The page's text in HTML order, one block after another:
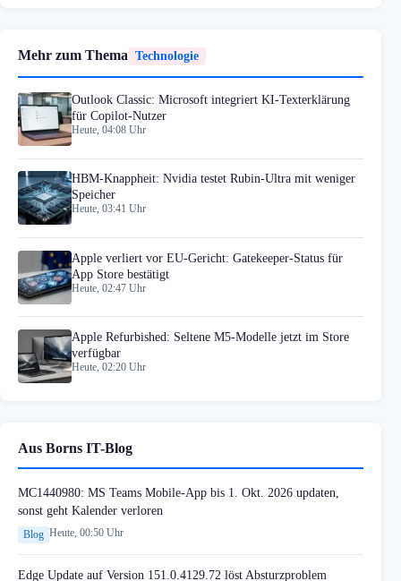
Mehr zum Thema Technologie
Outlook Classic: Microsoft integriert KI-Texterklärung
für Copilot-Nutzer
Heute, 04:08 Uhr
HBM-Knappheit: Nvidia testet Rubin-Ultra mit weniger
Speicher
Heute, 03:41 Uhr
Apple verliert vor EU-Gericht: Gatekeeper-Status für
App Store bestätigt
Heute, 02:47 Uhr
Apple Refurbished: Seltene M5-Modelle jetzt im Store
verfügbar
Heute, 02:20 Uhr
Aus Borns IT-Blog
MC1440980: MS Teams Mobile-App bis 1. Okt. 2026 updaten,
sonst geht Kalender verloren
Blog Heute, 00:50 Uhr
Edge Update auf Version 151.0.4129.72 löst Absturzproblem